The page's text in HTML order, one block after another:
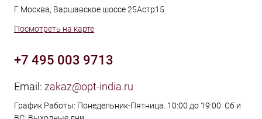
Г. Москва, Варшавское шоссе 25Астр15
Посмотреть на карте
+7 495 003 9713
Email: zakaz@opt-india.ru
График Работы: Понедельник-Пятница. 10:00 до 19:00. Сб и